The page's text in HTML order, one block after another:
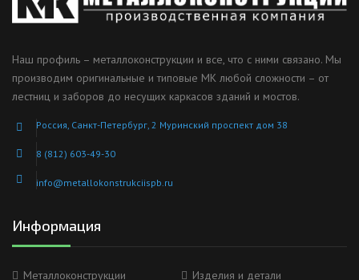
Наш профиль – металлоконструкции и все, что с ними связано. Мы
производим оригинальные и типовые МК любой сложности – от
лестниц и заборов до несущих каркасов зданий и мостов.
Россия, Санкт-Петербург, 2 Муринский проспект дом 38
8 (812) 603-49-30
info@metallokonstrukciispb.ru
Информация
Металлоконструкции Изделия и детали